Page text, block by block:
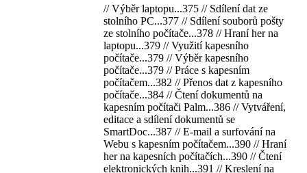
// Výběr laptopu...375 // Sdílení dat ze
stolního PC...377 // Sdílení souborů pošty
ze stolního počítače...378 // Hraní her na
laptopu...379 // Využití kapesního
počítače...379 // Výběr kapesního
počítače...379 // Práce s kapesním
počítačem...382 // Přenos dat z kapesního
počítače...384 // Čtení dokumentů na
kapesním počítači Palm...386 // Vytváření,
editace a sdílení dokumentů se
SmartDoc...387 // E-mail a surfování na
Webu s kapesním počítačem...390 // Hraní
her na kapesních počítačích...390 // Čtení
elektronických knih...391 // Kreslení na